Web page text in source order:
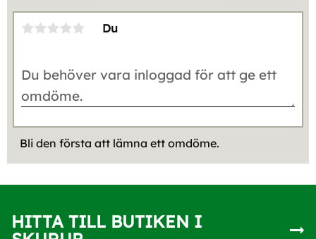
Du
Bli den första att lämna ett omdöme.
HITTA TILL BUTIKEN I